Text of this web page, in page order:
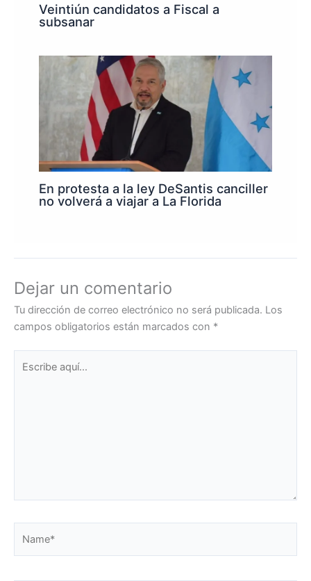
Veintiún candidatos a Fiscal a
subsanar
En protesta a la ley DeSantis canciller
no volverá a viajar a La Florida
Dejar un comentario
Tu dirección de correo electrónico no será publicada. Los
campos obligatorios están marcados con *
aquí...